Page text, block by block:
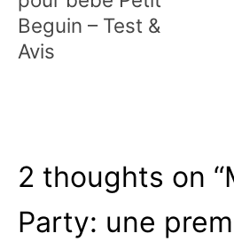
Beguin – Test &
Avis
2 thoughts on “
Party: une